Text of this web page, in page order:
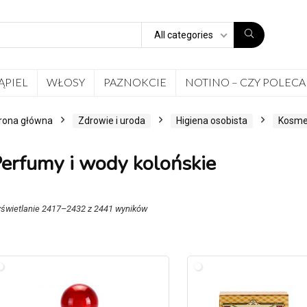
All categories
WŁOSY PAZNOKCIE NOTINO – CZY
główna Zdrowie i uroda Higiena osobista
i wody kolońskie
2417–2432 z 2441 wyników